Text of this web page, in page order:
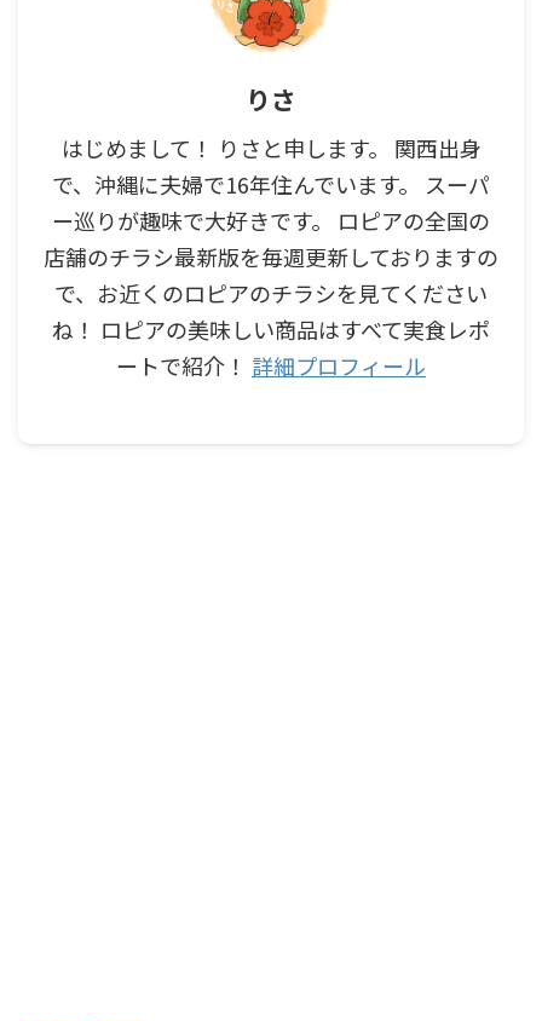
りさ
はじめまして！ りさと申します。 関西出身
で、沖縄に夫婦で16年住んでいます。 スーパ
ー巡りが趣味で大好きです。 ロピアの全国の
店舗のチラシ最新版を毎週更新しておりますの
で、お近くのロピアのチラシを見てください
ね！ ロピアの美味しい商品はすべて実食レポ
ートで紹介！ 詳細プロフィール